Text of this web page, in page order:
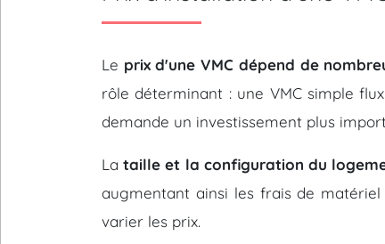
Le prix d'une VMC dépend de
rôle déterminant : une VMC simple
demande un investissement plus
Lataille et la configuration du
augmentant ainsi les frais de
varier les prix.